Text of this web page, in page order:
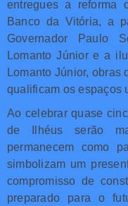
entregues a reforma
Banco da Vitória, a
Governador Paulo
Lomanto Júnior e a
Lomanto Júnior,
qualificam os espaços
Ao celebrar quase
de Ilhéus serão
permanecem como
simbolizam um
compromisso de
preparado para o